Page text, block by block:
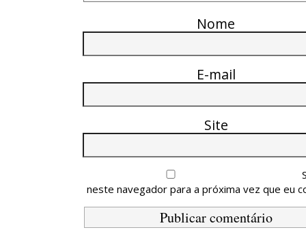
Nome
E-mail
Site
neste navegador para a próxima vez que eu